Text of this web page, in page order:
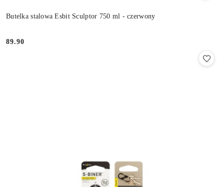
Butelka stalowa Esbit Sculptor 750 ml - czerwony
Cena:
89.90